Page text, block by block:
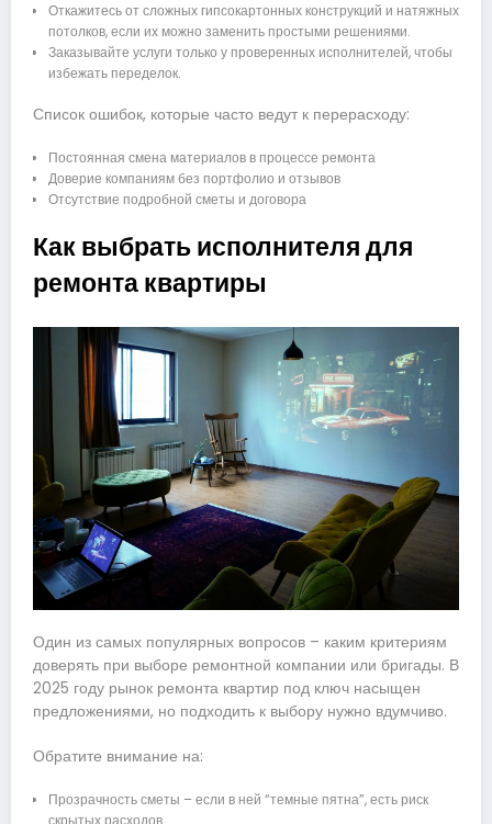
Откажитесь от сложных гипсокартонных конструкций и натяжных
потолков, если их можно заменить простыми решениями.
Заказывайте услуги только у проверенных исполнителей, чтобы
избежать переделок.
Список ошибок, которые часто ведут к перерасходу:
Постоянная смена материалов в процессе ремонта
Доверие компаниям без портфолио и отзывов
Отсутствие подробной сметы и договора
Как выбрать исполнителя для
ремонта квартиры
Один из самых популярных вопросов – каким критериям
доверять при выборе ремонтной компании или бригады. В
2025 году рынок ремонта квартир под ключ насыщен
предложениями, но подходить к выбору нужно вдумчиво.
Обратите внимание на:
Прозрачность сметы – если в ней “темные пятна”, есть риск
скрытых расходов.